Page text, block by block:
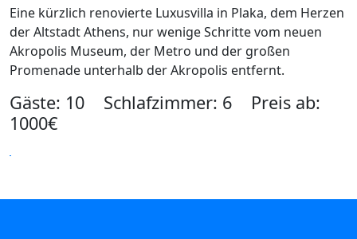
Eine kürzlich renovierte Luxusvilla in Plaka, dem Herzen
der Altstadt Athens, nur wenige Schritte vom neuen
Akropolis Museum, der Metro und der großen
Promenade unterhalb der Akropolis entfernt.
Gäste: 10 Schlafzimmer: 6 Preis ab:
1000€